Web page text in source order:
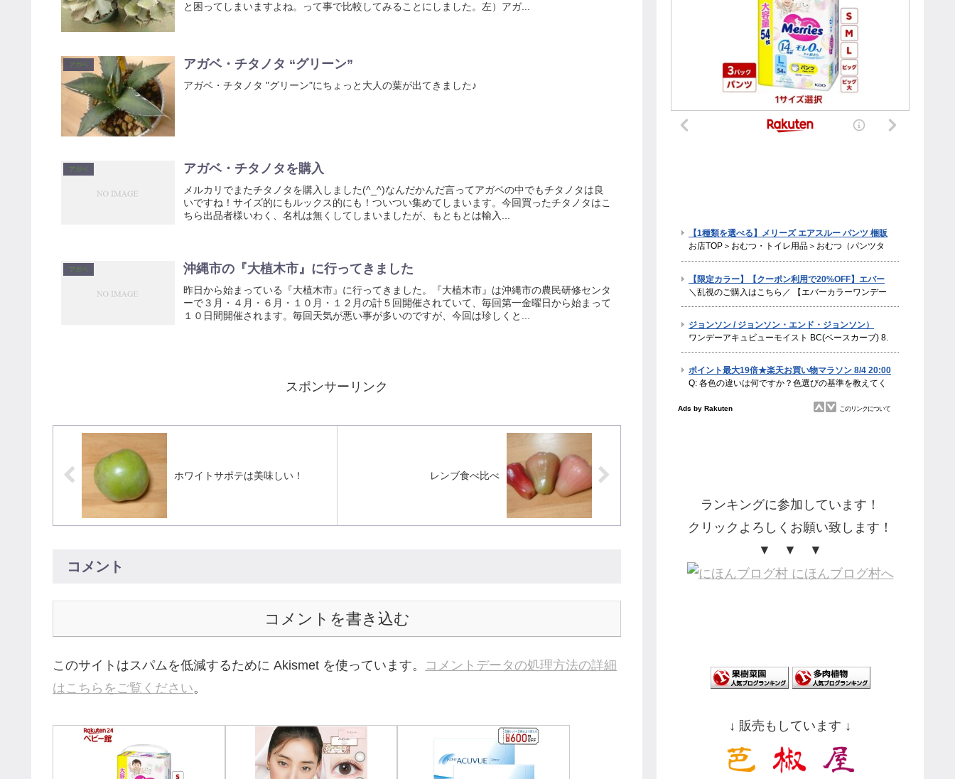
と困ってしまいますよね。って事で比較してみることにしました。左）アガ...
アガベ アガベ・チタノタ “グリーン”
アガベ・チタノタ "グリーン"にちょっと大人の葉が出てきました♪
アガベ アガベ・チタノタを購入
メルカリでまたチタノタを購入しました(^_^)なんだかんだ言ってアガベの中でもチタノタは良
いですね！サイズ的にもルックス的にも！ついつい集めてしまいます。今回買ったチタノタはこ
ちら出品者様いわく、名札は無くしてしまいましたが、もともとは輸入...
アガベ 沖縄市の『大植木市』に行ってきました
昨日から始まっている『大植木市』に行ってきました。『大植木市』は沖縄市の農民研修センタ
ーで３月・４月・６月・１０月・１２月の計５回開催されていて、毎回第一金曜日から始まって
１０日間開催されます。毎回天気が悪い事が多いのですが、今回は珍しくと...
スポンサーリンク
ホワイトサポテは美味しい！ レンブ食べ比べ
コメント
コメントを書き込む
このサイトはスパムを低減するために Akismet を使っています。
コメントデータの処理方法の詳細
はこちらをご覧ください。
ランキングに参加しています！
クリックよろしくお願い致します！
▼ ▼ ▼
↓ 販売もしています ↓